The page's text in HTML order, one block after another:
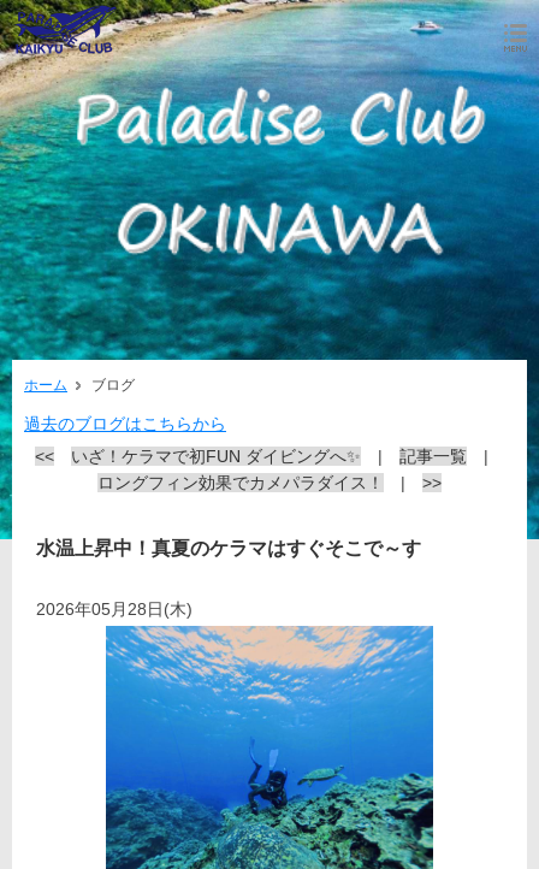
ホーム ブログ
過去のブログはこちらから
<<
いざ！ケラマで初FUN ダイビングへ✨ | 記事一覧|
ロングフィン効果でカメパラダイス！
| >>
水温上昇中！真夏のケラマはすぐそこで～す
2026年05月28日(木)